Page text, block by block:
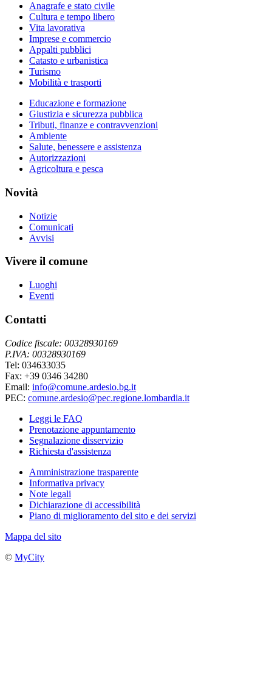
Anagrafe e stato civile
Cultura e tempo libero
Vita lavorativa
Imprese e commercio
Appalti pubblici
Catasto e urbanistica
Turismo
Mobilità e trasporti
Educazione e formazione
Giustizia e sicurezza pubblica
Tributi, finanze e contravvenzioni
Ambiente
Salute, benessere e assistenza
Autorizzazioni
Agricoltura e pesca
Novità
Notizie
Comunicati
Avvisi
Vivere il comune
Luoghi
Eventi
Contatti
Codice fiscale: 00328930169
P.IVA: 00328930169
Tel: 034633035
Fax: +39 0346 34280
Email: info@comune.ardesio.bg.it
PEC: comune.ardesio@pec.regione.lombardia.it
Leggi le FAQ
Prenotazione appuntamento
Segnalazione disservizio
Richiesta d'assistenza
Amministrazione trasparente
Informativa privacy
Note legali
Dichiarazione di accessibilità
Piano di miglioramento del sito e dei servizi
Mappa del sito
© MyCity